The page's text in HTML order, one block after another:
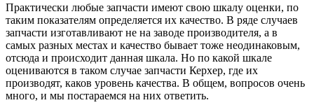
Практически любые запчасти имеют свою шкалу оценки, по
таким показателям определяется их качество. В ряде случаев
запчасти изготавливают не на заводе производителя, а в
самых разных местах и качество бывает тоже неодинаковым,
отсюда и происходит данная шкала. Но по какой шкале
оцениваются в таком случае запчасти Керхер, где их
производят, каков уровень качества. В общем, вопросов очень
много, и мы постараемся на них ответить.